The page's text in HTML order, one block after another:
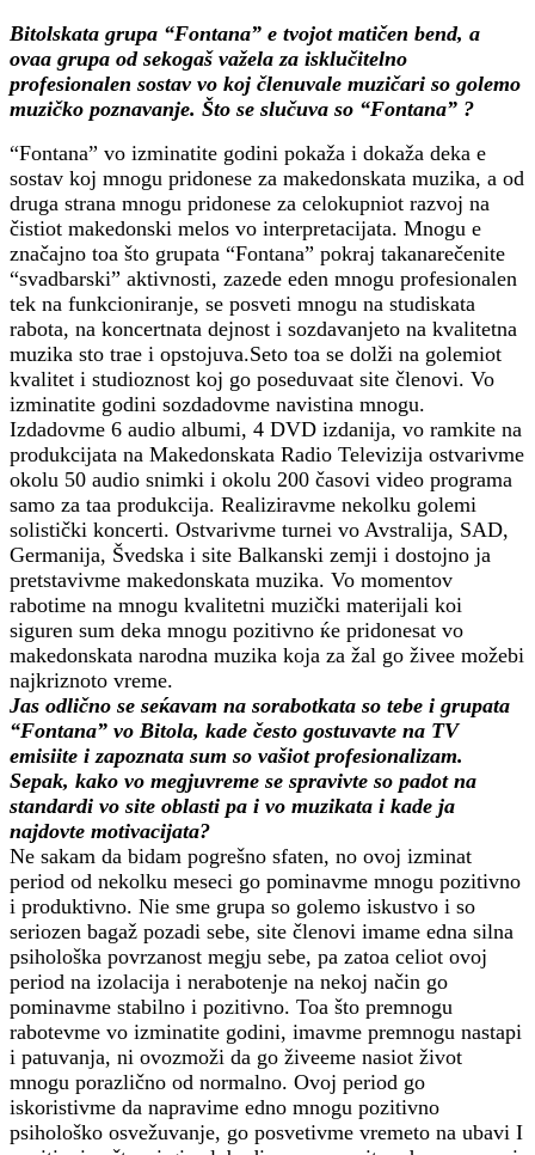
Bitolskata grupa “Fontana” e tvojot matičen bend, a
ovaa grupa od sekogaš važela za isklučitelno
profesionalen sostav vo koj členuvale muzičari so golemo
muzičko poznavanje. Što se slučuva so “Fontana” ?
“Fontana” vo izminatite godini pokaža i dokaža deka e
sostav koj mnogu pridonese za makedonskata muzika, a od
druga strana mnogu pridonese za celokupniot razvoj na
čistiot makedonski melos vo interpretacijata. Mnogu e
značajno toa što grupata “Fontana” pokraj takanarečenite
“svadbarski” aktivnosti, zazede eden mnogu profesionalen
tek na funkcioniranje, se posveti mnogu na studiskata
rabota, na koncertnata dejnost i sozdavanjeto na kvalitetna
muzika sto trae i opstojuva.Seto toa se dolži na golemiot
kvalitet i studioznost koj go poseduvaat site členovi. Vo
izminatite godini sozdadovme navistina mnogu.
Izdadovme 6 audio albumi, 4 DVD izdanija, vo ramkite na
produkcijata na Makedonskata Radio Televizija ostvarivme
okolu 50 audio snimki i okolu 200 časovi video programa
samo za taa produkcija. Realiziravme nekolku golemi
solistički koncerti. Ostvarivme turnei vo Avstralija, SAD,
Germanija, Švedska i site Balkanski zemji i dostojno ja
pretstavivme makedonskata muzika. Vo momentov
rabotime na mnogu kvalitetni muzički materijali koi
siguren sum deka mnogu pozitivno ќe pridonesat vo
makedonskata narodna muzika koja za žal go živee možebi
najkriznoto vreme.
Jas odlično se seќavam na sorabotkata so tebe i grupata
“Fontana” vo Bitola, kade često gostuvavte na TV
emisiite i zapoznata sum so vašiot profesionalizam.
Sepak, kako vo megjuvreme se spravivte so padot na
standardi vo site oblasti pa i vo muzikata i kade ja
najdovte motivacijata?
Ne sakam da bidam pogrešno sfaten, no ovoj izminat
period od nekolku meseci go pominavme mnogu pozitivno
i produktivno. Nie sme grupa so golemo iskustvo i so
seriozen bagaž pozadi sebe, site členovi imame edna silna
psihološka povrzanost megju sebe, pa zatoa celiot ovoj
period na izolacija i nerabotenje na nekoj način go
pominavme stabilno i pozitivno. Toa što premnogu
rabotevme vo izminatite godini, imavme premnogu nastapi
i patuvanja, ni ovozmoži da go živeeme nasiot život
mnogu porazlično od normalno. Ovoj period go
iskoristivme da napravime edno mnogu pozitivno
psihološko osvežuvanje, go posvetivme vremeto na ubavi I